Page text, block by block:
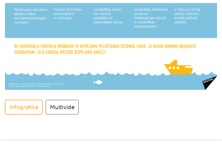
Infografika Multivide